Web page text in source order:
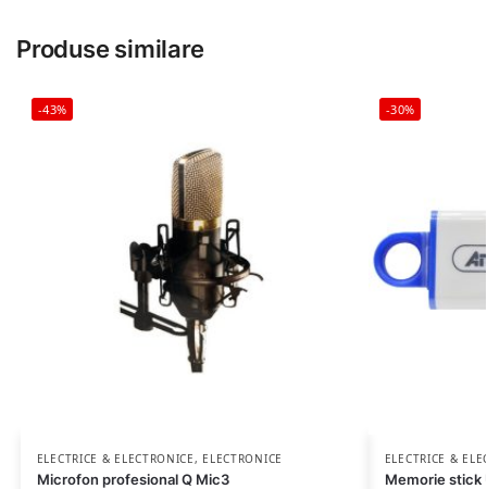
Produse similare
-43%
ELECTRICE & ELECTRONICE, ELECTRONICE
Microfon profesional Q Mic3
-30%
ELECTRICE &
Memorie stick